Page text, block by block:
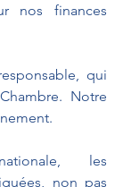
nos finances
qui
Notre
les
non pas